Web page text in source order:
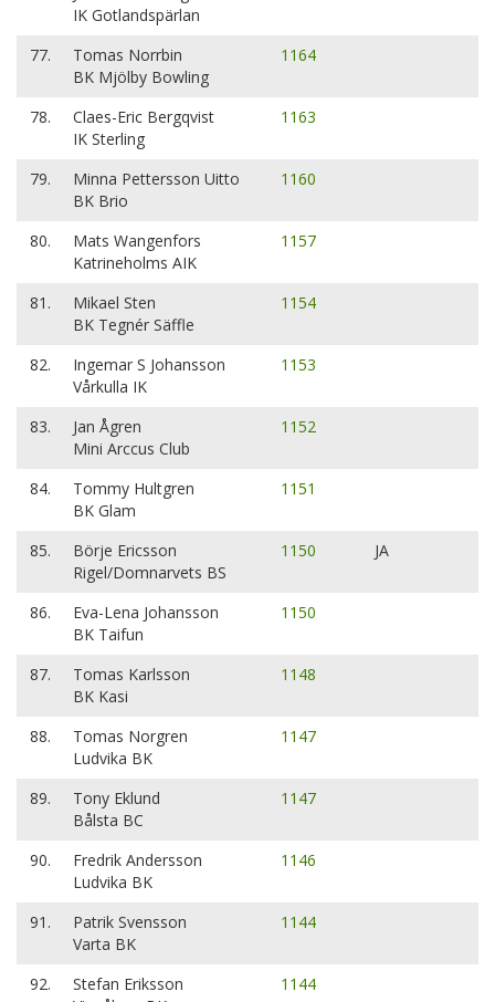
IK Gotlandspärlan
77.
Tomas Norrbin
BK Mjölby Bowling
1164
78.
Claes-Eric Bergqvist
IK Sterling
1163
79.
Minna Pettersson Uitto
BK Brio
1160
80.
Mats Wangenfors
Katrineholms AIK
1157
81.
Mikael Sten
BK Tegnér Säffle
1154
82.
Ingemar S Johansson
Vårkulla IK
1153
83.
Jan Ågren
Mini Arccus Club
1152
84.
Tommy Hultgren
BK Glam
1151
85.
Börje Ericsson
Rigel/Domnarvets BS
1150 JA
86.
Eva-Lena Johansson
BK Taifun
1150
87.
Tomas Karlsson
BK Kasi
1148
88.
Tomas Norgren
Ludvika BK
1147
89.
Tony Eklund
Bålsta BC
1147
90.
Fredrik Andersson
Ludvika BK
1146
91.
Patrik Svensson
Varta BK
1144
92.
Stefan Eriksson
1144